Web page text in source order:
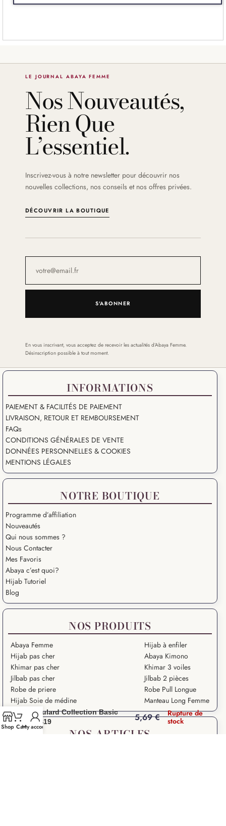
LE JOURNAL ABAYA FEMME
Nos Nouveautés,
Rien Que
L’essentiel.
Inscrivez-vous à notre newsletter pour découvrir nos
nouvelles collections, nos conseils et nos offres privées.
DÉCOUVRIR LA BOUTIQUE
S'ABONNER
En vous inscrivant, vous acceptez de recevoir les actualités d’Abaya Femme.
Désinscription possible à tout moment.
INFORMATIONS
PAIEMENT & FACILITÉS DE PAIEMENT
LIVRAISON, RETOUR ET REMBOURSEMENT
FAQs
CONDITIONS GÉNÉRALES DE VENTE
DONNÉES PERSONNELLES & COOKIES
MENTIONS LÉGALES
NOTRE BOUTIQUE
Programme d’affiliation
Nouveautés
Qui nous sommes ?
Nous Contacter
Mes Favoris
Abaya c’est quoi?
Hijab Tutoriel
Blog
NOS PRODUITS
Abaya Femme
Hijab pas cher
Khimar pas cher
Jilbab pas cher
Robe de priere
Hijab Soie de médine
Hijab à enfiler
Abaya Kimono
Khimar 3 voiles
Jilbab 2 pièces
Robe Pull Longue
Manteau Long Femme
NOS ARTICLES
Shop CartMy account
Foulard Collection Basic
MS19
5,69€
Rupture de
stock